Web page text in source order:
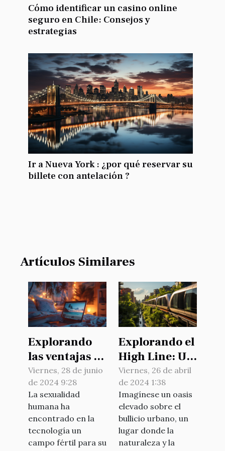
Cómo identificar un casino online
seguro en Chile: Consejos y
estrategias
Ir a Nueva York : ¿por qué reservar su
billete con antelación ?
Artículos Similares
Explorando
las ventajas de
las sesiones
en vivo frente
a los videos
porno
tradicionales
Viernes, 28 de junio
de 2024 9:28
La sexualidad
humana ha
encontrado en la
tecnología un
campo fértil para su
Explorando el
High Line: Un
paseo verde
en el corazón
de Manhattan
Viernes, 26 de abril
de 2024 1:38
Imagínese un oasis
elevado sobre el
bullicio urbano, un
lugar donde la
naturaleza y la